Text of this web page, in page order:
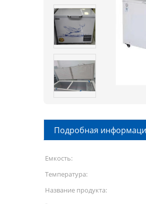
Подробная
Емкость:
Температура:
Название продукта: